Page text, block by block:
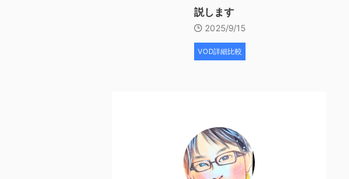
説します
2025/9/15
VOD詳細比較